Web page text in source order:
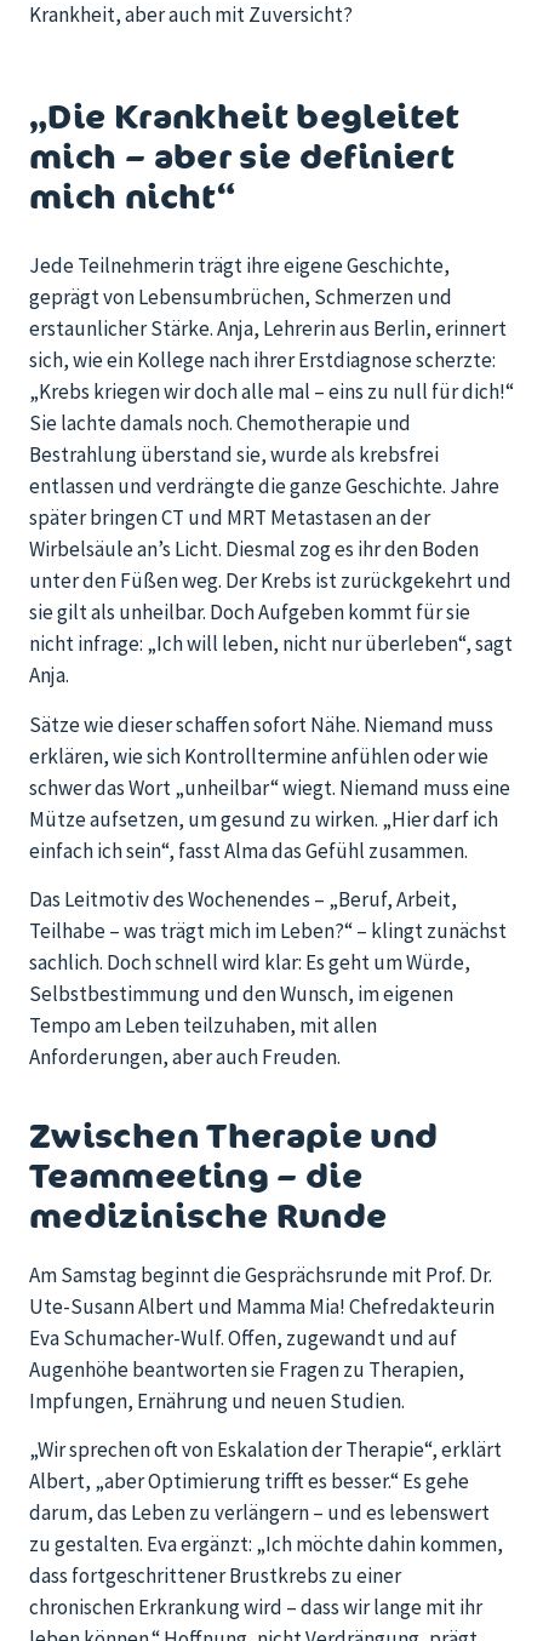
Krankheit, aber auch mit Zuversicht?
„Die Krankheit begleitet
mich – aber sie definiert
mich nicht“
Jede Teilnehmerin trägt ihre eigene Geschichte,
geprägt von Lebensumbrüchen, Schmerzen und
erstaunlicher Stärke. Anja, Lehrerin aus Berlin, erinnert
sich, wie ein Kollege nach ihrer Erstdiagnose scherzte:
„Krebs kriegen wir doch alle mal – eins zu null für dich!“
Sie lachte damals noch. Chemotherapie und
Bestrahlung überstand sie, wurde als krebsfrei
entlassen und verdrängte die ganze Geschichte. Jahre
später bringen CT und MRT Metastasen an der
Wirbelsäule an’s Licht. Diesmal zog es ihr den Boden
unter den Füßen weg. Der Krebs ist zurückgekehrt und
sie gilt als unheilbar. Doch Aufgeben kommt für sie
nicht infrage: „Ich will leben, nicht nur überleben“, sagt
Anja.
Sätze wie dieser schaffen sofort Nähe. Niemand muss
erklären, wie sich Kontrolltermine anfühlen oder wie
schwer das Wort „unheilbar“ wiegt. Niemand muss eine
Mütze aufsetzen, um gesund zu wirken. „Hier darf ich
einfach ich sein“, fasst Alma das Gefühl zusammen.
Das Leitmotiv des Wochenendes – „Beruf, Arbeit,
Teilhabe – was trägt mich im Leben?“ – klingt zunächst
sachlich. Doch schnell wird klar: Es geht um Würde,
Selbstbestimmung und den Wunsch, im eigenen
Tempo am Leben teilzuhaben, mit allen
Anforderungen, aber auch Freuden.
Zwischen Therapie und
Teammeeting – die
medizinische Runde
Am Samstag beginnt die Gesprächsrunde mit Prof. Dr.
Ute-Susann Albert und Mamma Mia! Chefredakteurin
Eva Schumacher-Wulf. Offen, zugewandt und auf
Augenhöhe beantworten sie Fragen zu Therapien,
Impfungen, Ernährung und neuen Studien.
„Wir sprechen oft von Eskalation der Therapie“, erklärt
Albert, „aber Optimierung trifft es besser.“ Es gehe
darum, das Leben zu verlängern – und es lebenswert
zu gestalten. Eva ergänzt: „Ich möchte dahin kommen,
dass fortgeschrittener Brustkrebs zu einer
chronischen Erkrankung wird – dass wir lange mit ihr